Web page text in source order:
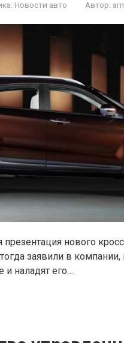
Новости авто Автор:
нового
заявили в
и наладят его…